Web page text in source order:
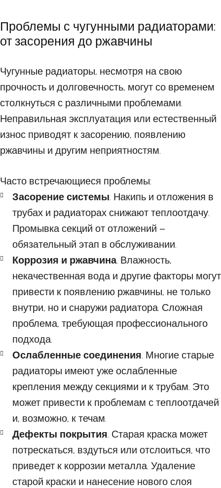
Проблемы с чугунными радиаторами:
от засорения до ржавчины
Чугунные радиаторы, несмотря на свою
прочность и долговечность, могут со временем
столкнуться с различными проблемами.
Неправильная эксплуатация или естественный
износ приводят к засорению, появлению
ржавчины и другим неприятностям.
Часто встречающиеся проблемы:
Засорение системы. Накипь и отложения в
трубах и радиаторах снижают теплоотдачу.
Промывка секций от отложений –
обязательный этап в обслуживании.
Коррозия и ржавчина. Влажность,
некачественная вода и другие факторы могут
привести к появлению ржавчины, не только
внутри, но и снаружи радиатора. Сложная
проблема, требующая профессионального
подхода.
Ослабленные соединения. Многие старые
радиаторы имеют уже ослабленные
крепления между секциями и к трубам. Это
может привести к проблемам с теплоотдачей
и, возможно, к течам.
Дефекты покрытия. Старая краска может
потрескаться, вздуться или отслоиться, что
приведет к коррозии металла. Удаление
старой краски и нанесение нового слоя